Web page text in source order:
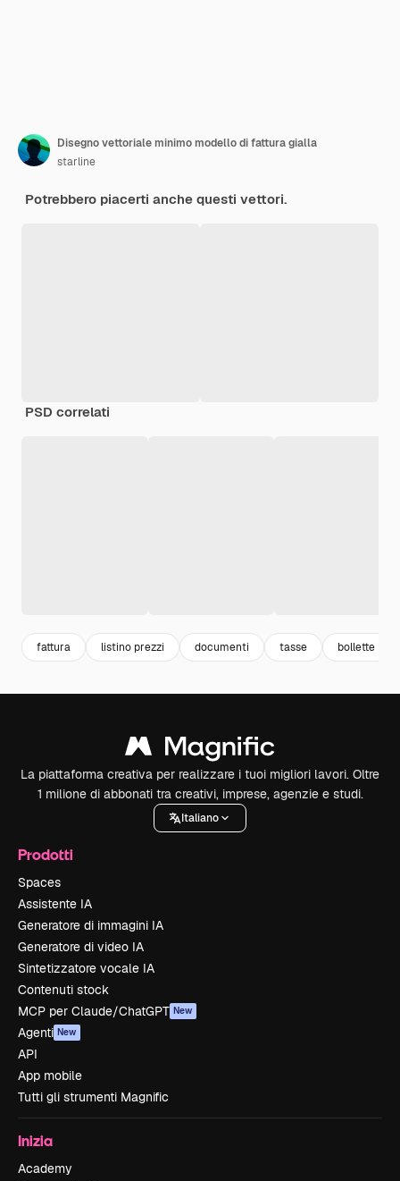
Disegno vettoriale minimo modello di fattura gialla
starline
Potrebbero piacerti anche questi vettori.
PSD correlati
fattura listino prezzi documenti tasse bollette
La piattaforma creativa per realizzare i tuoi migliori lavori. Oltre
1 milione di abbonati tra creativi, imprese, agenzie e studi.
Italiano
Prodotti
Spaces
Assistente IA
Generatore di immagini IA
Generatore di video IA
Sintetizzatore vocale IA
Contenuti stock
MCP per Claude/ChatGPT New
Agenti New
API
App mobile
Tutti gli strumenti Magnific
Inizia
Academy